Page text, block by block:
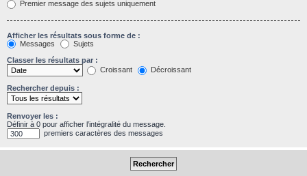
Premier message des sujets uniquement
Afficher les résultats sous forme de :
Messages
Sujets
Classer les résultats par :
Croissant
Décroissant
Rechercher depuis :
Renvoyer les :
Définir à 0 pour afficher l’intégralité du message.
premiers caractères des messages